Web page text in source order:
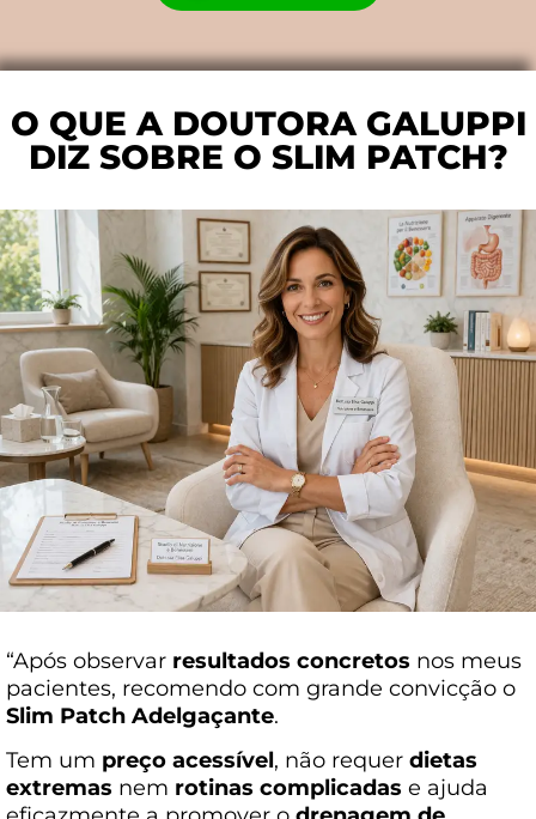
O QUE A DOUTORA GALUPPI
DIZ SOBRE O SLIM PATCH?
“Após observar resultados concretos nos meus
pacientes, recomendo com grande convicção o
Slim Patch Adelgaçante.
Tem um preço acessível, não requer dietas
extremas nem rotinas complicadas e ajuda